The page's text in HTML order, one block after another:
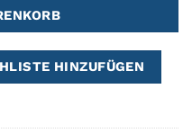
HINZUFÜGEN